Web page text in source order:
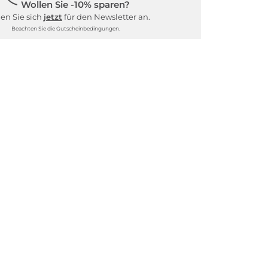
Wollen Sie -10% sparen?
Sie sich jetzt für den Newsletter an.
Beachten Sie die Gutscheinbedingungen.